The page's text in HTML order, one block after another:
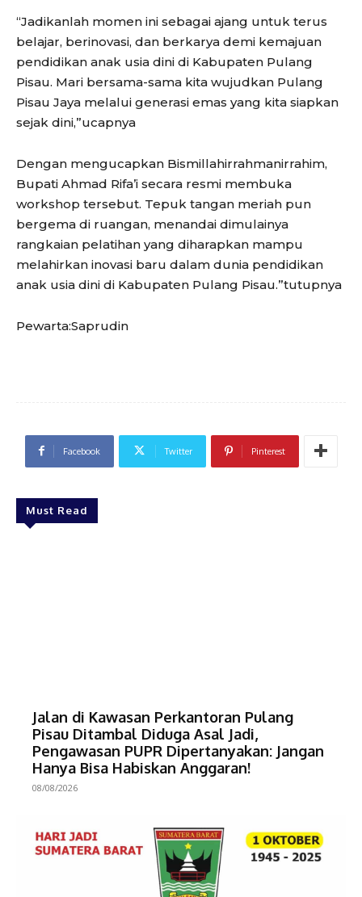
“Jadikanlah momen ini sebagai ajang untuk terus
belajar, berinovasi, dan berkarya demi kemajuan
pendidikan anak usia dini di Kabupaten Pulang
Pisau. Mari bersama-sama kita wujudkan Pulang
Pisau Jaya melalui generasi emas yang kita siapkan
sejak dini,”ucapnya
Dengan mengucapkan Bismillahirrahmanirrahim,
Bupati Ahmad Rifa’i secara resmi membuka
workshop tersebut. Tepuk tangan meriah pun
bergema di ruangan, menandai dimulainya
rangkaian pelatihan yang diharapkan mampu
melahirkan inovasi baru dalam dunia pendidikan
anak usia dini di Kabupaten Pulang Pisau.”tutupnya
Pewarta:Saprudin
Facebook Twitter Pinterest
Must Read
Jalan di Kawasan Perkantoran Pulang
Pisau Ditambal Diduga Asal Jadi,
Pengawasan PUPR Dipertanyakan: Jangan
Hanya Bisa Habiskan Anggaran!
08/08/2026